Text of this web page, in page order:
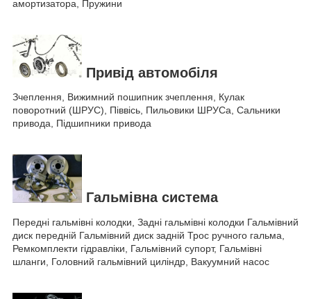
амортизатора, Пружини
Привід автомобіля
Зчеплення, Вижимний пошипник зчеплення, Кулак
поворотний (ШРУС), Піввісь, Пильовики ШРУСа, Сальники
привода, Підшипники привода
Гальмівна система
Передні гальмівні колодки, Задні гальмівні колодки Гальмівний
диск передній Гальмівний диск задній Трос ручного гальма,
Ремкомплекти гідравліки, Гальмівний супорт, Гальмівні
шланги, Головний гальмівний циліндр, Вакуумний насос